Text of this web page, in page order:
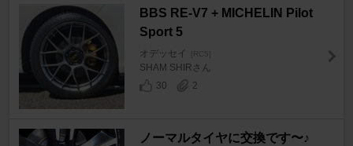
BBS RE-V7 + MICHELIN Pilot
Sport 5
オデッセイ [RC5]
SHAM SHIRさん
30
2
ノーマルタイヤに交換です〜♪